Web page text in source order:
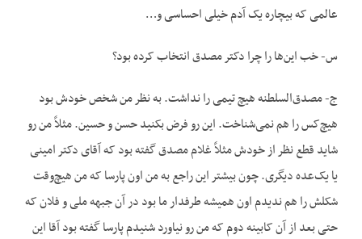
عالمی که بیچاره یک آدم خیلی احساسی و…
س- خب این‌ها را چرا دکتر مصدق انتخاب کرده بود؟
ج- مصدق‌السلطنه هیچ تیمی را نداشت. به نظر من شخص خودش بود
هیچ‌کس را هم نمی‌شناخت. این رو فرض بکنید حسن و حسین. مثلاً من رو
شاید قطع نظر از خودش مثلاً غلام مصدق گفته بود که آقای دکتر امینی
یا یک‌عده دیگری. چون بیشتر این راجع به من اون پارسا که من هیچ‌وقت
شکلش را هم ندیدم اون همیشه طرفدار ما بود در آن جبهه ملی و فلان که
حتی بعد از آن کابینه دوم که من رو نیاورد شنیدم پارسا گفته بود آقا این